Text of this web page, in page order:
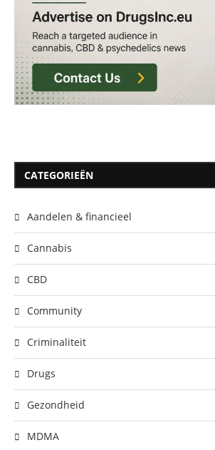
CATEGORIEËN
Aandelen & financieel
Cannabis
CBD
Community
Criminaliteit
Drugs
Gezondheid
MDMA